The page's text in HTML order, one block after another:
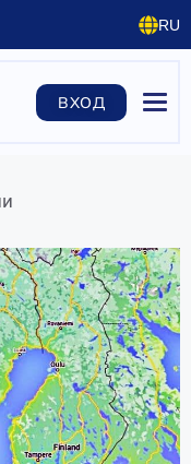
RU
EN
FR
ВХОД